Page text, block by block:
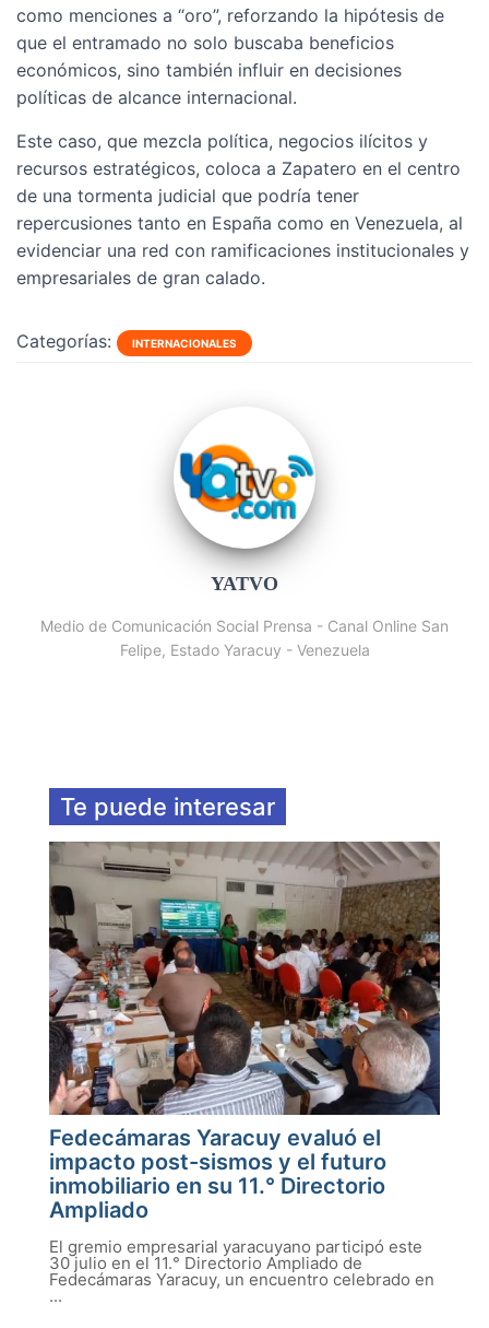
como menciones a “oro”, reforzando la hipótesis de
que el entramado no solo buscaba beneficios
económicos, sino también influir en decisiones
políticas de alcance internacional.
Este caso, que mezcla política, negocios ilícitos y
recursos estratégicos, coloca a Zapatero en el centro
de una tormenta judicial que podría tener
repercusiones tanto en España como en Venezuela, al
evidenciar una red con ramificaciones institucionales y
empresariales de gran calado.
Categorías: INTERNACIONALES
YATVO
Medio de Comunicación Social Prensa - Canal Online San
Felipe, Estado Yaracuy - Venezuela
Te puede interesar
Fedecámaras Yaracuy evaluó el
impacto post-sismos y el futuro
inmobiliario en su 11.° Directorio
Ampliado
El gremio empresarial yaracuyano participó este
30 julio en el 11.° Directorio Ampliado de
Fedecámaras Yaracuy, un encuentro celebrado en
...